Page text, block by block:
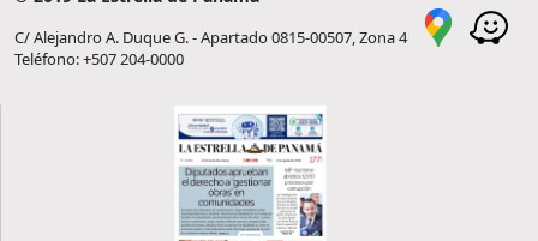
C/ Alejandro A. Duque G. - Apartado 0815-00507, Zona 4
Teléfono: +507 204-0000